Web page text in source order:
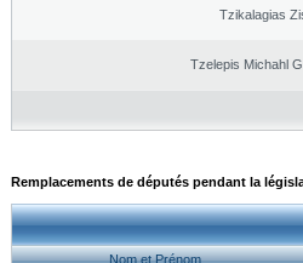
Tzikalagias
Tzelepis Michahl
Remplacements de députés pendant la
Nom et Prénom